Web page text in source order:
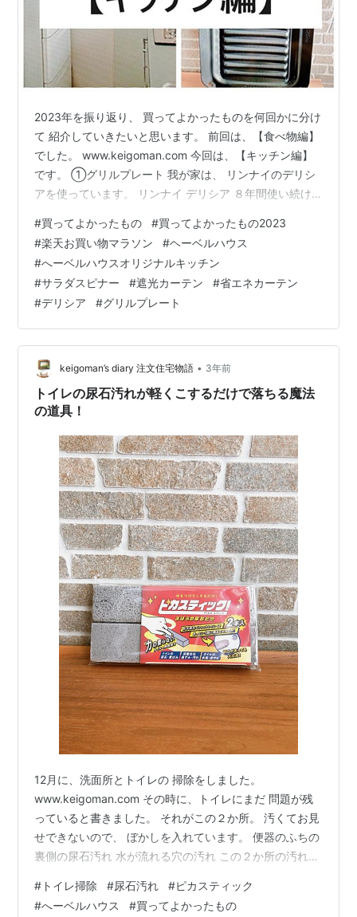
2023年を振り返り、 買ってよかったものを何回かに分け
て 紹介していきたいと思います。 前回は、【食べ物編】
でした。 www.keigoman.com 今回は、【キッチン編】
です。 ①グリルプレート 我が家は、 リンナイのデリシ
アを使っています。 リンナイ デリシア ８年間使い続け
ました。 新しいグリルプレートになり、 また毎日活躍中
です。 www.keigoman.com ②サラダスピナー 生野菜サ
ラダを ほぼ毎日食べる我が家は、 一回にたくさんの量を
作ります。 その時に、 このサラダスピナーを使うと、
水分を飛ばすのもあっという間。 …
#買ってよかったもの #買ってよかったもの2023
#楽天お買い物マラソン #ヘーベルハウス
#へーベルハウスオリジナルキッチン
#サラダスピナー #遮光カーテン #省エネカーテン
#デリシア #グリルプレート
keigoman’s diary 注文住宅物語 • 3年前
トイレの尿石汚れが軽くこするだけで落ちる魔法
の道具！
12月に、洗面所とトイレの 掃除をしました。
www.keigoman.com その時に、トイレにまだ 問題が残
っていると書きました。 それがこの２か所。 汚くてお見
せできないので、 ぼかしを入れています。 便器のふちの
裏側の尿石汚れ 水が流れる穴の汚れ この２か所の汚れ
でも落ちず、 半ば諦めていました。 ですが、そこに救世
主が！ ピカスティック 水をつけてこするだけ！ ピカス
# トイレ掃除 #尿石汚れ #ピカスティック
#へーベルハウス #買ってよかったもの